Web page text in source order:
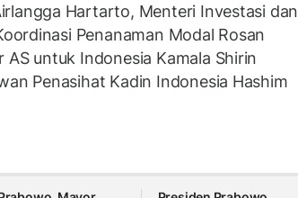
Hartarto, Menteri Investasi dan
Penanaman Modal Rosan
AS untuk Indonesia Kamala Shirin
Penasihat Kadin Indonesia Hashim